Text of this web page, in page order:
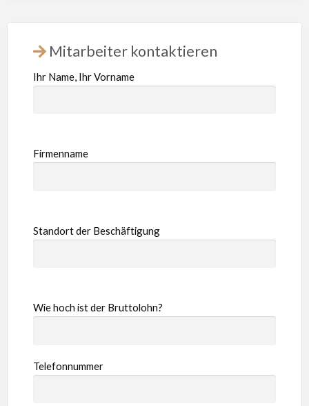
Mitarbeiter kontaktieren
Ihr Name, Ihr Vorname
Firmenname
Standort der Beschäftigung
Wie hoch ist der Bruttolohn?
Telefonnummer